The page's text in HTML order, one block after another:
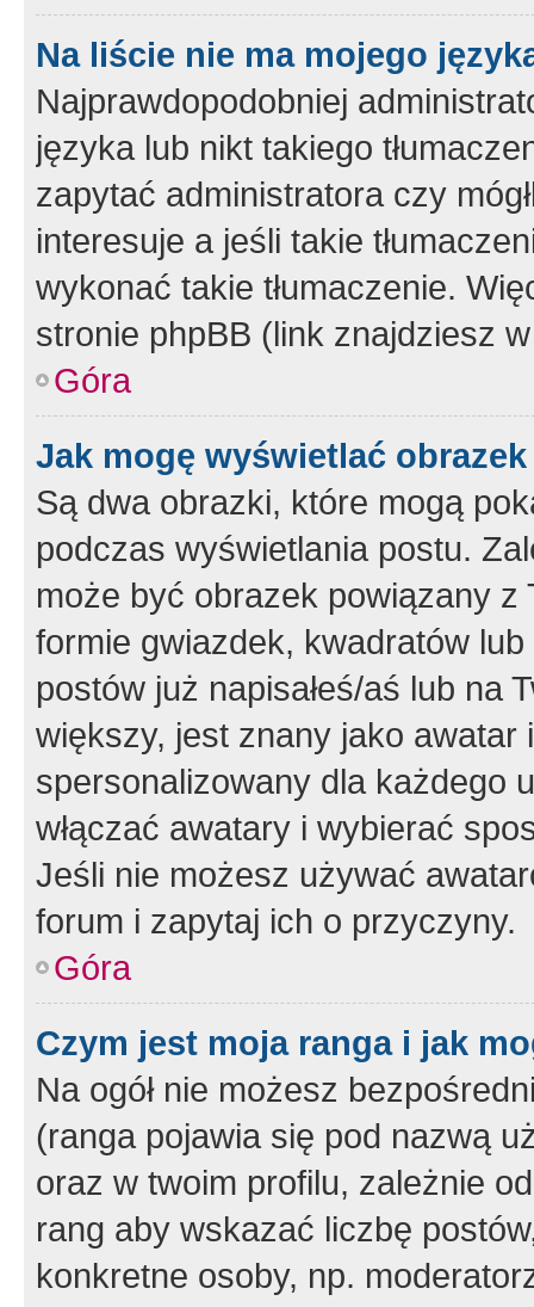
Na liście nie ma mojego
Najprawdopodobniej
języka lub nikt takiego
zapytać administratora czy
interesuje a jeśli takie
wykonać takie tłumaczenie.
stronie phpBB (link znajdziesz
Góra
Jak mogę wyświetlać
Są dwa obrazki, które mogą
podczas wyświetlania postu.
może być obrazek powiązany z
formie gwiazdek, kwadratów
postów już napisałeś/aś lub na
większy, jest znany jako
spersonalizowany dla każdego
włączać awatary i wybierać
Jeśli nie możesz używać
forum i zapytaj ich o przyczyny.
Góra
Czym jest moja ranga i jak
Na ogół nie możesz
(ranga pojawia się pod nazwą
oraz w twoim profilu, zależnie
rang aby wskazać liczbę
konkretne osoby, np.